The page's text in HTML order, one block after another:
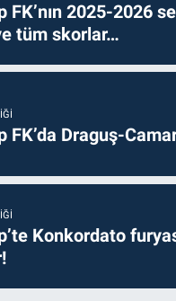
FK’nın 2025-2026
tüm skorlar…
FK’da Draguş-
Konkordato